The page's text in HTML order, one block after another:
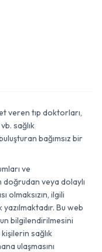
veren tıp doktorları,
sağlık
bağımsız bir
ve
veya dolaylı
olmaksızın, ilgili
Bu web
bilgilendirilmesini
sağlık
ulaşmasını